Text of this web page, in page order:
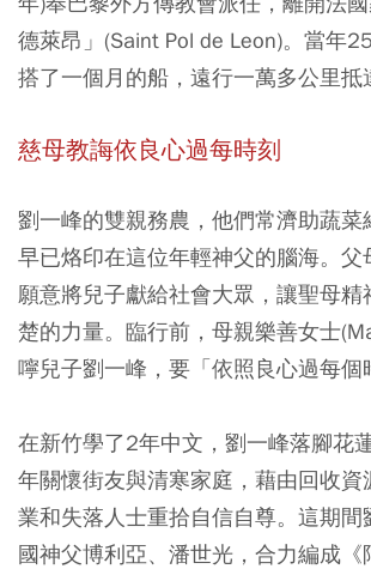
德萊昂」(Saint Pol de Leon)。當年
搭了一個月的船，遠行一萬多公里抵
慈母教誨依良心過每時刻
劉一峰的雙親務農，他們常濟助蔬菜
早已烙印在這位年輕神父的腦海。父
願意將兒子獻給社會大眾，讓聖母
楚的力量。臨行前，母親樂善女士
嚀兒子劉一峰，要「依照良心過每個
在新竹學了2年中文，劉一峰落腳花
年關懷街友與清寒家庭，藉由回收資
業和失落人士重拾自信自尊。這期間
國神父博利亞、潘世光，合力編成《